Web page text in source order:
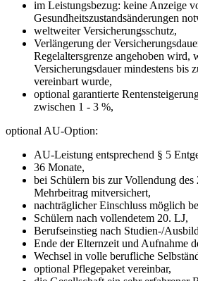
im Leistungsbezug: keine Anzeige
Gesundheitszustandsänderungen
weltweiter Versicherungsschutz,
Verlängerung der
Regelaltersgrenze angehoben wird,
Versicherungsdauer mindestens bis
vereinbart wurde,
optional garantierte
zwischen 1 - 3 %,
optional AU-Option:
AU-Leistung entsprechend § 5
36 Monate,
bei Schülern bis zur Vollendung des
Mehrbeitrag mitversichert,
nachträglicher Einschluss möglich
Schülern nach vollendetem 20. LJ,
Berufseinstieg nach Studien-/
Ende der Elternzeit und Aufnahme
Wechsel in volle berufliche
optional Pflegepaket vereinbar,